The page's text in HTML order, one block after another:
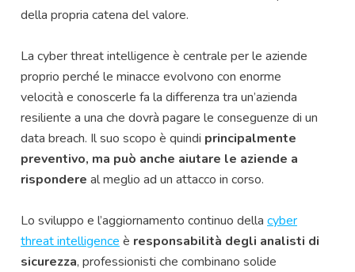
della propria catena del valore.
La cyber threat intelligence è centrale per le aziende
proprio perché le minacce evolvono con enorme
velocità e conoscerle fa la differenza tra un’azienda
resiliente a una che dovrà pagare le conseguenze di un
data breach. Il suo scopo è quindi principalmente
preventivo, ma può anche aiutare le aziende a
rispondere al meglio ad un attacco in corso.
Lo sviluppo e l’aggiornamento continuo della cyber
threat intelligence è responsabilità degli analisti di
sicurezza, professionisti che combinano solide